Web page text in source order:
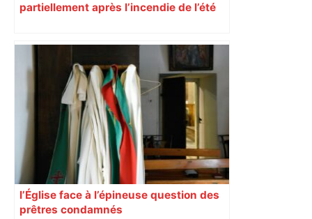
partiellement après l’incendie de l’été
l’Église face à l’épineuse question des
prêtres condamnés